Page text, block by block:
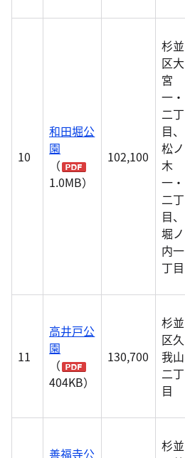
10
和田堀公
園
（
1.0MB）
102,100
杉並
区大
宮
一・
二丁
目、
松ノ
木
一・
二丁
目、
堀ノ
内一
丁目
11
高井戸公
園
（
404KB）
130,700
杉並
区久
我山
二丁
目
善福寺公
杉並